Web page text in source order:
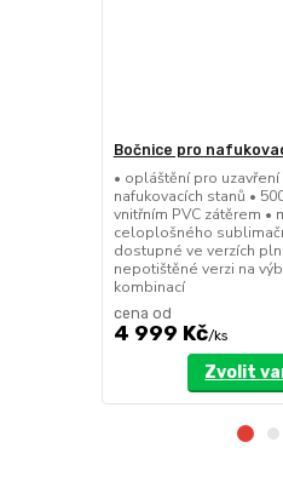
Bočnice pro
• opláštění pro
nafukovacích stanů •
vnitřním PVC zátěrem •
celoplošného
dostupné ve verzích
nepotištěné verzi na
kombinací
cena od
4 999 Kč/ks
Zvolit